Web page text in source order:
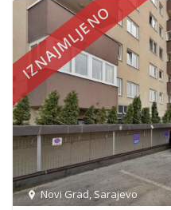
Novi Grad, Sarajevo
IZNAJMLJENO